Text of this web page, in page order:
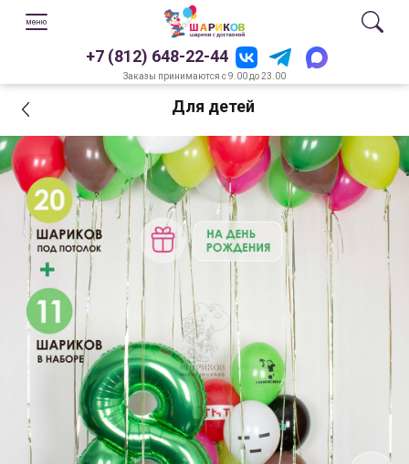
+7 (812) 648-22-44
Заказы принимаются с 9.00 до 23.00
Для детей